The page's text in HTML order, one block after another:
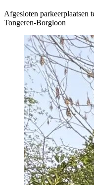
Afgesloten parkeerplaatsen
Tongeren-Borgloon